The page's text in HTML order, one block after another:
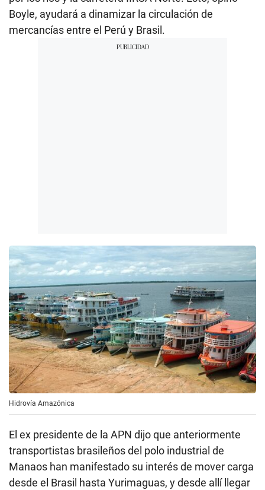
Boyle, ayudará a dinamizar la circulación de
mercancías entre el Perú y Brasil.
Hidrovía Amazónica
El ex presidente de la APN dijo que anteriormente
transportistas brasileños del polo industrial de
Manaos han manifestado su interés de mover carga
desde el Brasil hasta Yurimaguas, y desde allí llegar